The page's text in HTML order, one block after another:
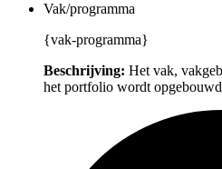
Vak/programma
{vak-programma}
Beschrijving: Het vak,
het portfolio wordt